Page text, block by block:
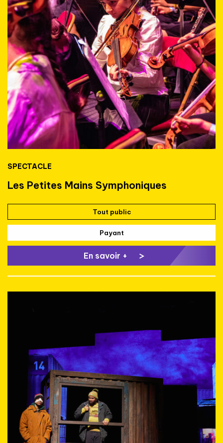
SPECTACLE
Les Petites Mains Symphoniques
Tout public
Payant
En savoir +